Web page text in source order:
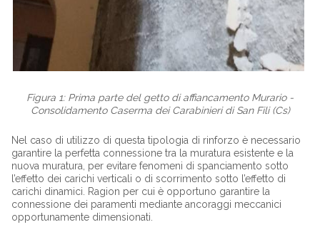
Figura 1: Prima parte del getto di affiancamento Murario -
Consolidamento Caserma dei Carabinieri di San Fili (Cs)
Nel caso di utilizzo di questa tipologia di rinforzo è necessario
garantire la perfetta connessione tra la muratura esistente e la
nuova muratura, per evitare fenomeni di spanciamento sotto
l’effetto dei carichi verticali o di scorrimento sotto l’effetto di
carichi dinamici. Ragion per cui è opportuno garantire la
connessione dei paramenti mediante ancoraggi meccanici
opportunamente dimensionati.